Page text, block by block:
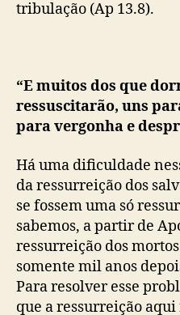
tribulação (Ap 13.8).
“E muitos dos que
ressuscitarão, uns
para vergonha e
Há uma dificuldade
da ressurreição dos
se fossem uma só
sabemos, a partir de
ressurreição dos
somente mil anos
Para resolver esse
que a ressurreição